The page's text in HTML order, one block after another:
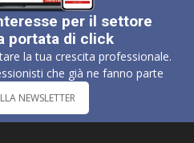
per il settore
portata di click
la tua crescita professionale.
che già ne fanno parte
NEWSLETTER